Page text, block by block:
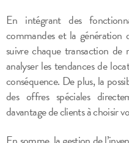
En intégrant des
commandes et la génération
suivre chaque transaction de
analyser les tendances de
conséquence. De plus, la
des offres spéciales
davantage de clients à choisir